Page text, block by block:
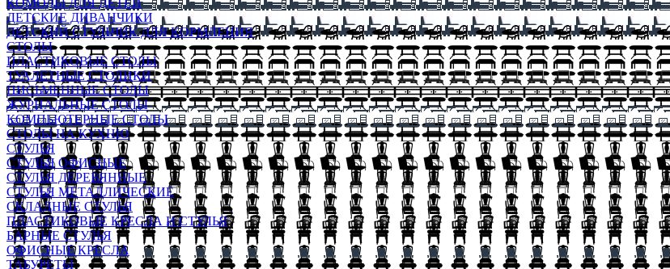
КОМОДЫ ДЛЯ ДЕТЕЙ
ДЕТСКИЕ ДИВАНЧИКИ
ДЕТСКИЙ СТУЛЬЧИК ДЛЯ КОРМЛЕНИЯ
СТОЛЫ
ПЛАСТИКОВЫЕ СТОЛЫ
ТУАЛЕТНЫЕ СТОЛИКИ
ПИСЬМЕННЫЕ СТОЛЫ
ЖУРНАЛЬНЫЕ СТОЛЫ
КОМПЬЮТЕРНЫЕ СТОЛЫ
СТОЛЫ НА КУХНЮ
СТУЛЬЯ
СТУЛЬЯ ОФИСНЫЕ
СТУЛЬЯ ДЕРЕВЯННЫЕ
СТУЛЬЯ МЕТАЛЛИЧЕСКИЕ
СКЛАДНЫЕ СТУЛЬЯ
ПЛАСТИКОВЫЕ КРЕСЛА И СТУЛЬЯ
БАРНЫЕ СТУЛЬЯ
ОФИСНЫЕ КРЕСЛА
ТАБУРЕТЫ